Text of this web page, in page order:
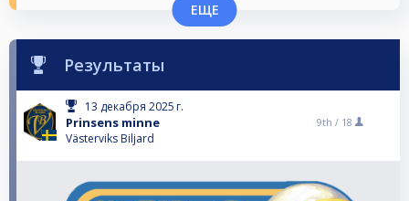
ЕЩЕ
Результаты
13 декабря 2025 г.
Prinsens minne
Västerviks Biljard
9th / 18